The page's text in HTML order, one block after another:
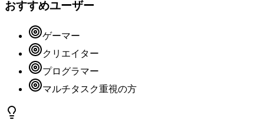
おすすめユーザー
ゲーマー
クリエイター
プログラマー
マルチタスク重視の方